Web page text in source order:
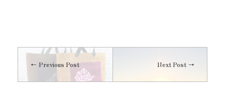
Previous Post Next Post